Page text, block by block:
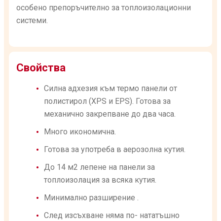
особено препоръчително за топлоизолационни
системи.
Свойства
Силна адхезия към термо панели от
полистирол (XPS и EPS). Готова за
механично закрепване до два часа.
Много икономична.
Готова за употреба в аерозолна кутия.
До 14 м2 лепене на панели за
топлоизолация за всяка кутия.
Минимално разширение .
След изсъхване няма по- нататъшно